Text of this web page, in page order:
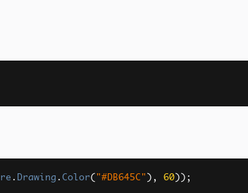
. Drawing . Color( "#DB645C" ), 60 ));